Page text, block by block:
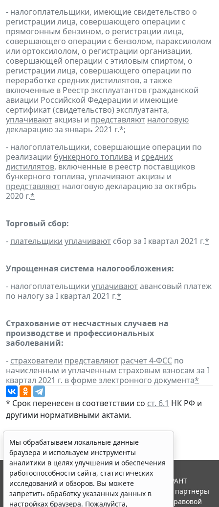
- налогоплательщики, имеющие свидетельство о
регистрации лица, совершающего операции с
прямогонным бензином, о регистрации лица,
совершающего операции с бензолом, параксилолом
или ортоксилолом, о регистрации организации,
совершающей операции с этиловым спиртом, о
регистрации лица, совершающего операции по
переработке средних дистиллятов, а также
включенные в Реестр эксплуатантов гражданской
авиации Российской Федерации и имеющие
сертификат (свидетельство) эксплуатанта,
уплачиваютакцизы и представляют налоговую
декларациюза январь 2021 г.*;
- налогоплательщики, совершающие операции по
реализации бункерного топлива и средних
дистиллятов, включенные в реестр поставщиков
бункерного топлива, уплачиваютакцизы и
представляют налоговую декларацию за октябрь
2020 г.*
Торговый сбор:
- плательщики уплачивают сбор за I квартал 2021 г.*
Упрощенная система налогообложения:
- налогоплательщики уплачиваютавансовый платеж
по налогу за I квартал 2021 г.*
Страхование от несчастных случаев на
производстве и профессиональных
заболеваний:
- страхователи представляют расчет 4-ФСС по
начисленным и уплаченным страховым взносам за I
квартал 2021 г. в форме электронного документа*
* Срок перенесен в соответствии со ст. 6.1 НК РФ и
другими нормативными актами.
Мы обрабатываем локальные данные
браузера и используем инструменты
аналитики в целях улучшения и обеспечения
работоспособности сайта, статистических
исследований и обзоров. Вы можете
запретить обработку указанных данных в
настройках браузера. Пожалуйста,
© ООО "НПП "ГАРАНТ-СЕРВИС", 2026. Система ГАРАНТ
выпускается с 1990 года. Компания "Гарант" и ее партнеры
являются участниками Российской ассоциации правовой